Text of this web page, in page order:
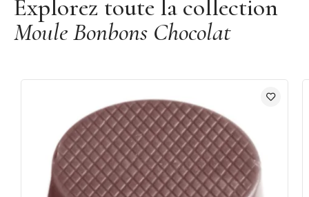
Explorez toute la collection
Moule Bonbons Chocolat